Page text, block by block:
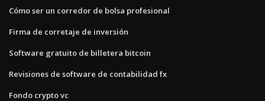
Cómo ser un corredor de bolsa profesional
Firma de corretaje de inversión
Software gratuito de billetera bitcoin
Revisiones de software de contabilidad fx
Fondo crypto vc